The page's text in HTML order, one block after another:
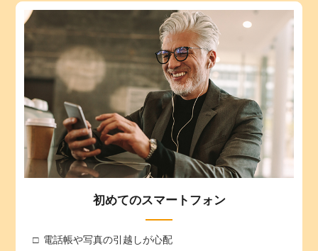
初めてのスマートフォン
電話帳や写真の引越しが心配